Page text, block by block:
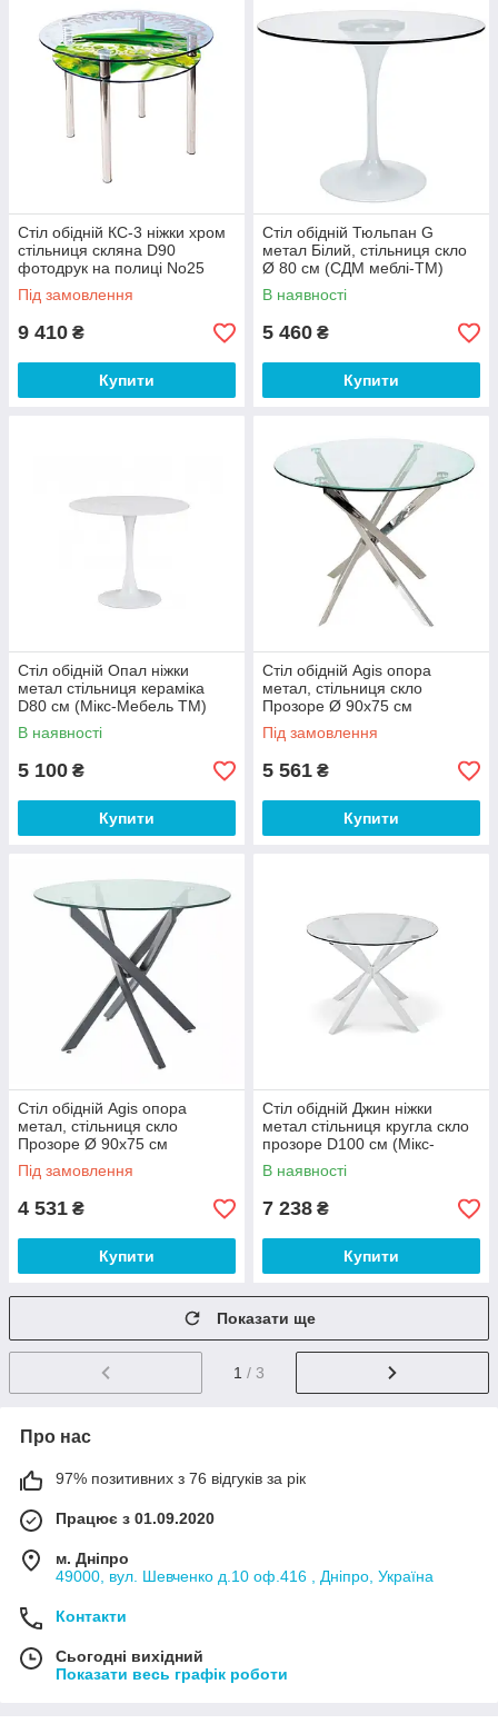
Стіл обідній КС-3 ніжки хром
стільниця скляна D90
фотодрук на полиці No25
(Антонік ТМ)
Під замовлення
9 410 ₴
Купити
Стіл обідній Тюльпан G
метал Білий, стільниця скло
Ø 80 см (СДМ меблі-ТМ)
В наявності
5 460 ₴
Купити
Стіл обідній Опал ніжки
метал стільниця кераміка
D80 см (Мікс-Мебель ТМ)
В наявності
5 100 ₴
Купити
Стіл обідній Agis опора
метал, стільниця скло
Прозоре Ø 90х75 см
(SignalTM) каркас хром скло
Під замовлення
5 561 ₴
Купити
Стіл обідній Agis опора
метал, стільниця скло
Прозоре Ø 90х75 см
(SignalTM) каркас чорний
матовий
Під замовлення
4 531 ₴
Купити
Стіл обідній Джин ніжки
метал стільниця кругла скло
прозоре D100 см (Мікс-
Мебель ТМ) Білий
В наявності
7 238 ₴
Купити
Показати ще
1 / 3
Про нас
97% позитивних з 76 відгуків за рік
Працює з 01.09.2020
м. Дніпро
49000, вул. Шевченко д.10 оф.416 , Дніпро, Україна
Контакти
Сьогодні вихідний
Показати весь графік роботи